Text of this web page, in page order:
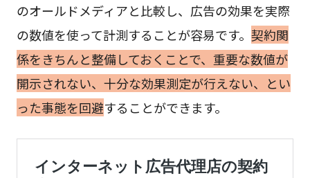
のオールドメディアと比較し、広告の効果を実際
の数値を使って計測することが容易です。 契約関
係をきちんと整備しておくことで、重要な数値が
開示されない、十分な効果測定が行えない、とい
った事態を回避することができます。